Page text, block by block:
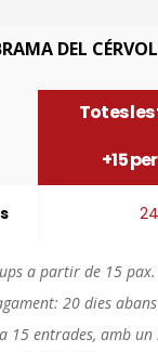
DEL CÉRVOL
Totes
+15
a partir de 15 pax.
20 dies
15 entrades, amb un